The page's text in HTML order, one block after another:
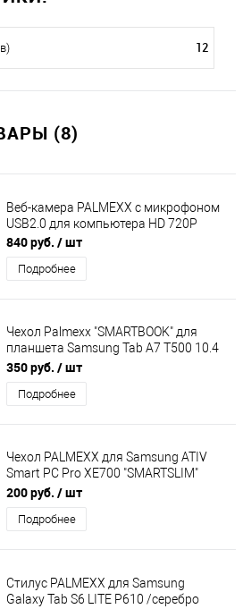
12
(8)
Веб-камера PALMEXX с микрофоном
USB2.0 для компьютера HD 720P
840 руб. / шт
Подробнее
Чехол Palmexx "SMARTBOOK" для
планшета Samsung Tab A7 T500 10.4
/ розовое золото
350 руб. / шт
Подробнее
Чехол PALMEXX для Samsung ATIV
Smart PC Pro XE700 "SMARTSLIM"
кожзам /крокодил белый/
200 руб. / шт
Подробнее
Стилус PALMEXX для Samsung
Galaxy Tab S6 LITE P610 /серебро